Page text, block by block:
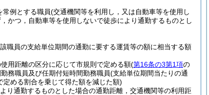
例とする職員(交通機関等を利用し，又は自動車等を使用し
かつ，自動車等を使用しないで徒歩により通勤するものとし
員の支給単位期間の通勤に要する運賃等の額に相当する額
用距離の区分に応じて市規則で定める額(第16条の3第1項の
務職員及び任期付短時間勤務職員(支給単位期間当たりの通
める割合を乗じて得た額を減じた額)
通勤するものとした場合の通勤距離，交通機関等の利用距